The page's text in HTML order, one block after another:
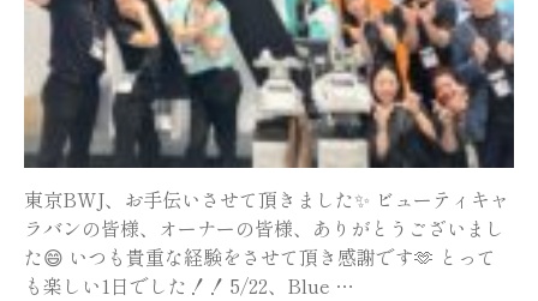
東京BWJ、お手伝いさせて頂きました✨ ビューティキャ
ラバンの皆様、オーナーの皆様、ありがとうございまし
た😄 いつも貴重な経験をさせて頂き感謝です🫶 とって
も楽しい1日でした！！ 5/22、Blue …